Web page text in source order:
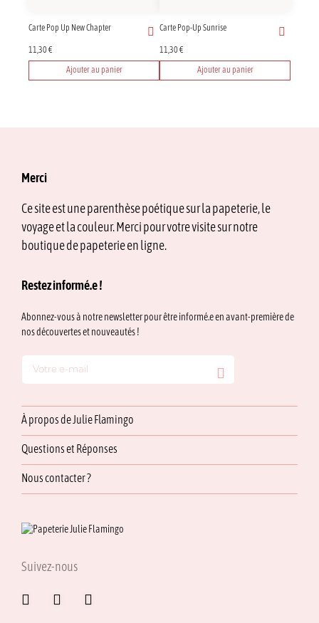
Carte Pop Up New Chapter
11,30€
Ajouter au panier
Carte Pop-Up Sunrise
11,30€
Ajouter au panier
Merci
Ce site est une parenthèse poétique sur la papeterie, le
voyage et la couleur. Merci pour votre visite sur notre
boutique de papeterie en ligne.
Restez informé.e !
Abonnez-vous à notre newsletter pour être informé.e en avant-première de
nos découvertes et nouveautés !
À propos de Julie Flamingo
Questions et Réponses
Nous contacter ?
Suivez-nous